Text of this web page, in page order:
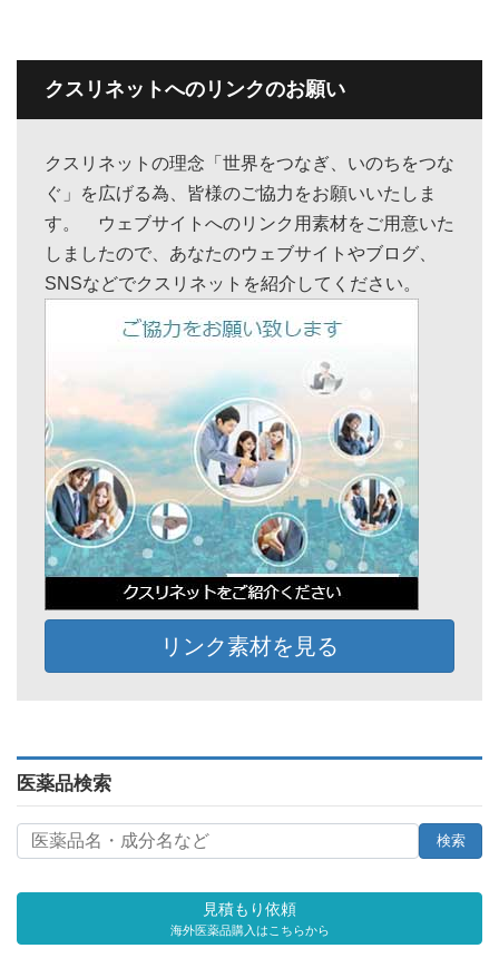
クスリネットへのリンクのお願い
クスリネットの理念「世界をつなぎ、いのちをつな
ぐ」を広げる為、皆様のご協力をお願いいたしま
す。 ウェブサイトへのリンク用素材をご用意いた
しましたので、あなたのウェブサイトやブログ、
SNSなどでクスリネットを紹介してください。
リンク素材を見る
医薬品検索
見積もり依頼
海外医薬品購入はこちらから